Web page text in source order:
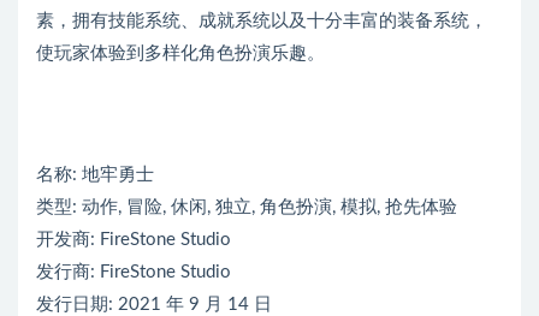
素，拥有技能系统、成就系统以及十分丰富的装备系统，
使玩家体验到多样化角色扮演乐趣。
名称: 地牢勇士
类型: 动作, 冒险, 休闲, 独立, 角色扮演, 模拟, 抢先体验
开发商: FireStone Studio
发行商: FireStone Studio
发行日期: 2021 年 9 月 14 日